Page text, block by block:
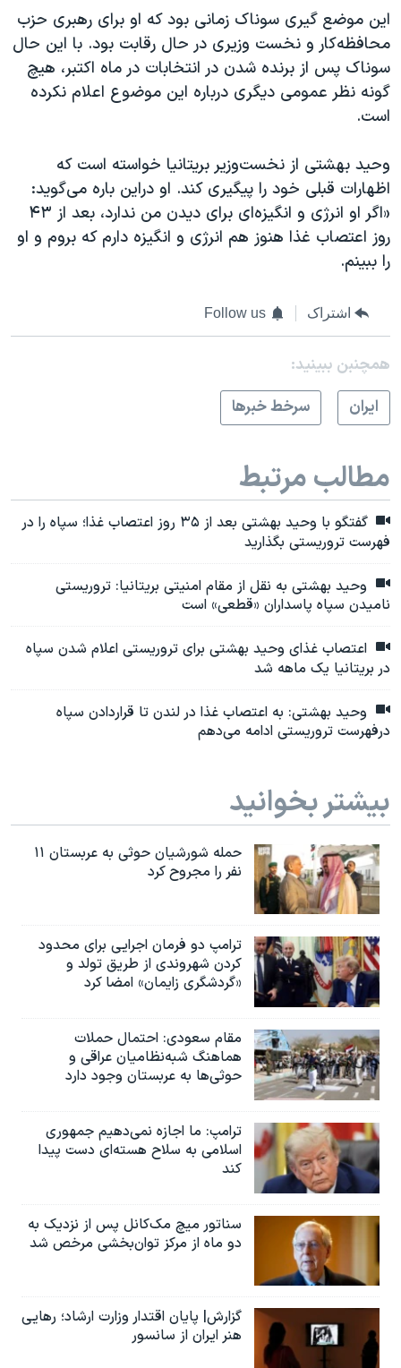
این موضع گیری سوناک زمانی بود که او برای رهبری حزب
محافظه‌کار و نخست وزیری در حال رقابت بود. با این حال
سوناک پس از برنده شدن در انتخابات در ماه اکتبر، هیچ
گونه نظر عمومی دیگری درباره این موضوع اعلام نکرده
است.
وحید بهشتی از نخست‌وزیر بریتانیا خواسته است که
اظهارات قبلی خود را پیگیری کند. او دراین باره می‌گوید:
«اگر او انرژی و انگیزه‌ای برای دیدن من ندارد، بعد از ۴۳
روز اعتصاب غذا هنوز هم انرژی و انگیزه دارم که بروم و او
را ببینم.
اشتراک Follow us
همچنبن ببینید:
ايران
سرخط خبرها
مطالب مرتبط
گفتگو با وحید بهشتی بعد از ۳۵ روز اعتصاب غذا؛ سپاه را در
فهرست تروریستی بگذارید
وحید بهشتی به نقل از مقام امنیتی بریتانیا: تروریستی
نامیدن سپاه پاسداران «قطعی» است
اعتصاب غذای وحید بهشتی برای تروریستی اعلام شدن سپاه
در بریتانیا یک ماهه شد
وحید بهشتی: به اعتصاب غذا در لندن تا قراردادن سپاه
درفهرست تروریستی ادامه می‌دهم
بیشتر بخوانید
حمله شورشیان حوثی به عربستان ۱۱
نفر را مجروح کرد
ترامپ دو فرمان اجرایی برای محدود
کردن شهروندی از طریق تولد و
«گردشگری زایمان» امضا کرد
مقام سعودی: احتمال حملات
هماهنگ شبه‌نظامیان عراقی و
حوثی‌ها به عربستان وجود دارد
ترامپ: ما اجازه نمی‌دهیم جمهوری
اسلامی به سلاح هسته‌ای دست پیدا
کند
سناتور میچ مک‌کانل پس از نزدیک به
دو ماه از مرکز توان‌بخشی مرخص شد
گزارش| پایان اقتدار وزارت ارشاد؛ رهایی
هنر ایران از سانسور